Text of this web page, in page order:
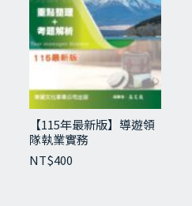
【115年最新版】導遊領
隊執業實務
NT$400